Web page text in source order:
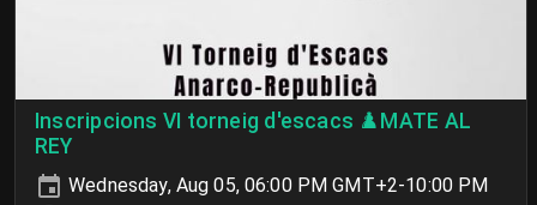
Inscripcions VI torneig d'escacs ♟️MATE AL
REY
Wednesday, Aug 05, 06:00 PM GMT+2-10:00 PM